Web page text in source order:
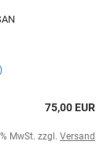
75,00 EUR
MwSt. zzgl. Versand